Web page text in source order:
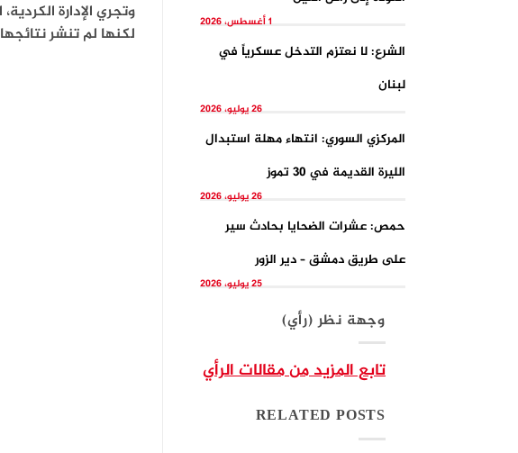
1 أغسطس، 2026
الشرع: لا نعتزم التدخل عسكرياً في
لبنان
26 يوليو، 2026
المركزي السوري: انتهاء مهلة استبدال
الليرة القديمة في 30 تموز
26 يوليو، 2026
حمص: عشرات الضحايا بحادث سير
على طريق دمشق – دير الزور
25 يوليو، 2026
وجهة نظر (رأي)
تابع المزيد من مقالات الرأي
RELATED POSTS
لكنها لم تنشر